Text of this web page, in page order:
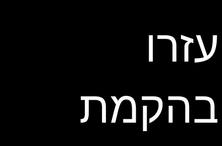
עזרו
בהקמת